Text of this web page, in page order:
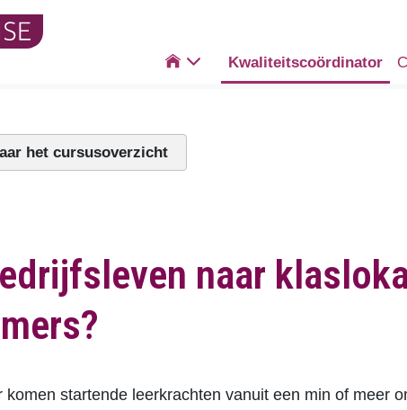
 Kwaliteitscoördinator
het cursusoverzicht
naar
komen startende leerkrachten vanuit een min of meer